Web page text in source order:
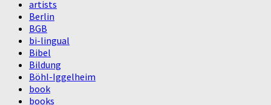
artists
Berlin
BGB
bi-lingual
Bibel
Bildung
Böhl-Iggelheim
book
books